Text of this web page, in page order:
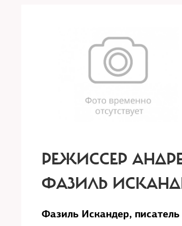
РЕЖИССЕР
ФАЗИЛЬ
Фазиль Искандер, писатель